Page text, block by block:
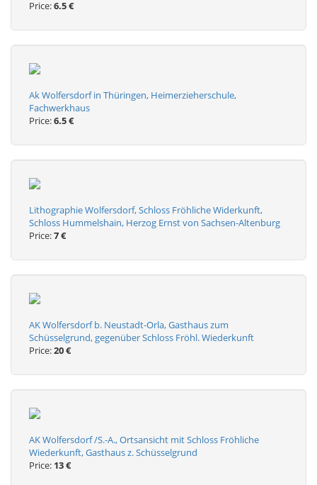
Price:6.5 €
Ak Wolfersdorf in Thüringen, Heimerzieherschule,
Fachwerkhaus
Price:6.5 €
Lithographie Wolfersdorf, Schloss Fröhliche Widerkunft,
Schloss Hummelshain, Herzog Ernst von Sachsen-Altenburg
Price:7 €
AK Wolfersdorf b. Neustadt-Orla, Gasthaus zum
Schüsselgrund, gegenüber Schloss Fröhl. Wiederkunft
Price:20 €
AK Wolfersdorf /S.-A., Ortsansicht mit Schloss Fröhliche
Wiederkunft, Gasthaus z. Schüsselgrund
Price: 13 €